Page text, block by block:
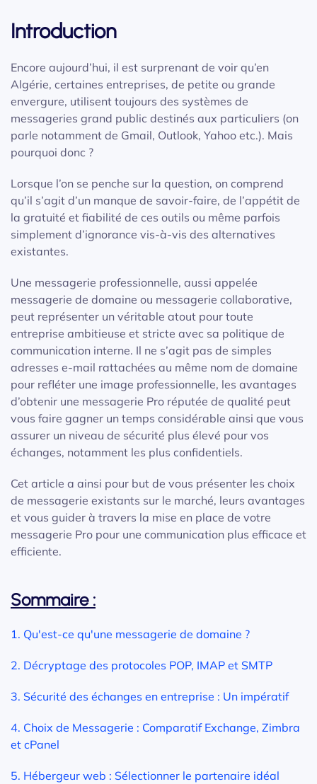
Introduction
Encore aujourd’hui, il est surprenant de voir qu’en
Algérie, certaines entreprises, de petite ou grande
envergure, utilisent toujours des systèmes de
messageries grand public destinés aux particuliers (on
parle notamment de Gmail, Outlook, Yahoo etc.). Mais
pourquoi donc ?
Lorsque l’on se penche sur la question, on comprend
qu’il s’agit d’un manque de savoir-faire, de l’appétit de
la gratuité et fiabilité de ces outils ou même parfois
simplement d’ignorance vis-à-vis des alternatives
existantes.
Une messagerie professionnelle, aussi appelée
messagerie de domaine ou messagerie collaborative,
peut représenter un véritable atout pour toute
entreprise ambitieuse et stricte avec sa politique de
communication interne. Il ne s’agit pas de simples
adresses e-mail rattachées au même nom de domaine
pour refléter une image professionnelle, les avantages
d’obtenir une messagerie Pro réputée de qualité peut
vous faire gagner un temps considérable ainsi que vous
assurer un niveau de sécurité plus élevé pour vos
échanges, notamment les plus confidentiels.
Cet article a ainsi pour but de vous présenter les choix
de messagerie existants sur le marché, leurs avantages
et vous guider à travers la mise en place de votre
messagerie Pro pour une communication plus efficace et
efficiente.
Sommaire :
1. Qu'est-ce qu'une messagerie de domaine ?
2. Décryptage des protocoles POP, IMAP et SMTP
3. Sécurité des échanges en entreprise : Un impératif
4. Choix de Messagerie : Comparatif Exchange, Zimbra
et cPanel
5. Hébergeur web : Sélectionner le partenaire idéal